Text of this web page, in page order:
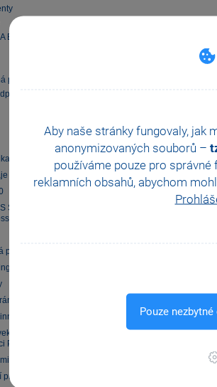
Aby naše stránky fungovaly, jak
anonymizovaných souborů –
používáme pouze pro
reklamních obsahů, abychom
Pouze
EDU
plocha
SQL Server
podání
pro
Pohody
zálohování